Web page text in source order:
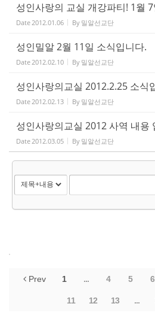
성인사랑의 교실 개강파티! 1월
Date2012.01.06 By 밀알선교단
성인밀알 2월 11일 소식입니다.
Date2012.02.10 By 밀알선교단
성인사랑의교실 2012.2.25 소식
Date2012.02.13 By 밀알선교단
성인사랑의교실 2012 사역 내용
Date2012.03.05 By 밀알선교단
Prev 1 ... 4 5 6
11 12 13 ...